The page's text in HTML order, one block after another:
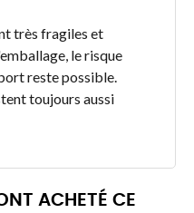
très fragiles et
le risque
reste possible.
toujours aussi
ACHETÉ CE